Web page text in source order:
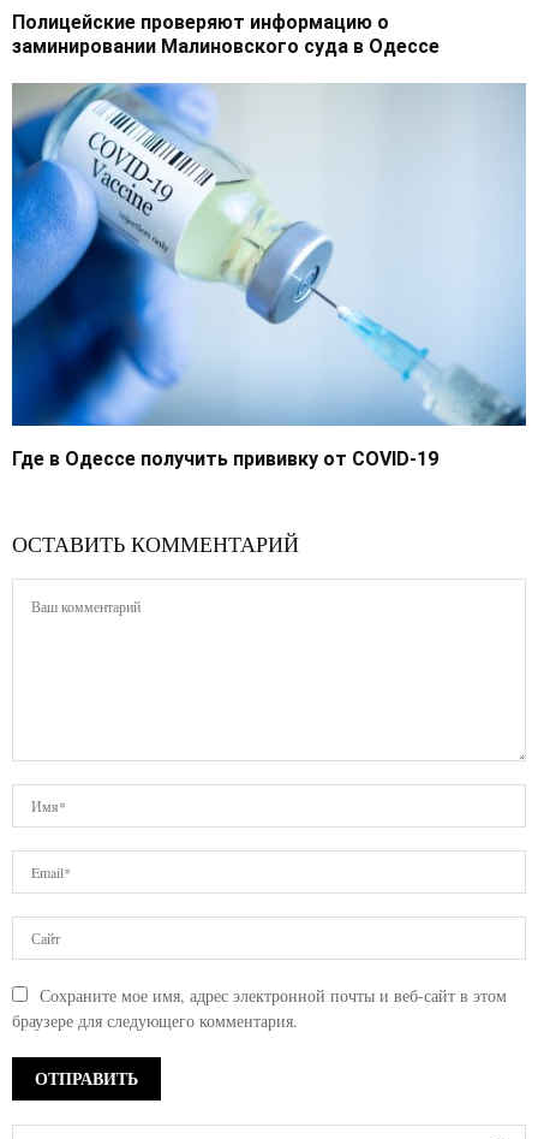
Полицейские проверяют информацию о
заминировании Малиновского суда в Одессе
Где в Одессе получить прививку от COVID-19
ОСТАВИТЬ КОММЕНТАРИЙ
Сохраните мое имя, адрес электронной почты и веб-сайт в этом
браузере для следующего комментария.